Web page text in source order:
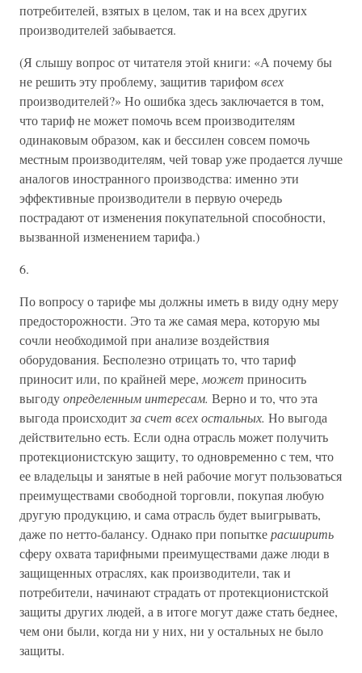
потребителей, взятых в целом, так и на всех других
производителей забывается.
(Я слышу вопрос от читателя этой книги: «А почему бы
не решить эту проблему, защитив тарифомвсех
производителей?» Но ошибка здесь заключается в том,
что тариф не может помочь всем производителям
одинаковым образом, как и бессилен совсем помочь
местным производителям, чей товар уже продается лучше
аналогов иностранного производства: именно эти
эффективные производители в первую очередь
пострадают от изменения покупательной способности,
вызванной изменением тарифа.)
6.
По вопросу о тарифе мы должны иметь в виду одну меру
предосторожности. Это та же самая мера, которую мы
сочли необходимой при анализе воздействия
оборудования. Бесполезно отрицать то, что тариф
приносит или, по крайней мере, может приносить
выгодуопределенным интересам. Верно и то, что эта
выгода происходитза счет всех остальных. Но выгода
действительно есть. Если одна отрасль может получить
протекционистскую защиту, то одновременно с тем, что
ее владельцы и занятые в ней рабочие могут пользоваться
преимуществами свободной торговли, покупая любую
другую продукцию, и сама отрасль будет выигрывать,
даже по нетто-балансу. Однако при попыткерасширить
сферу охвата тарифными преимуществами даже люди в
защищенных отраслях, как производители, так и
потребители, начинают страдать от протекционистской
защиты других людей, а в итоге могут даже стать беднее,
чем они были, когда ни у них, ни у остальных не было
защиты.